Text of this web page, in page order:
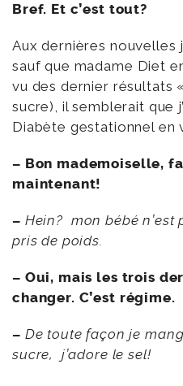
Bref. Et c’est tout?
Aux dernières nouvelles
sauf que madame Diet
vu des dernier résultats
sucre), il semblerait que
Diabète gestationnel en
– Bon mademoiselle,
maintenant!
– Hein? mon bébé n’est
pris de poids.
– Oui, mais les trois
changer. C’est régime.
– De toute façon je
sucre, j’adore le sel!